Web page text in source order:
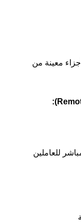
معينة من
للعاملين